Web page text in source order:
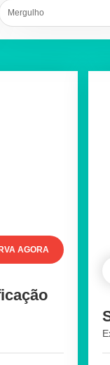
Mergulho
AGORA